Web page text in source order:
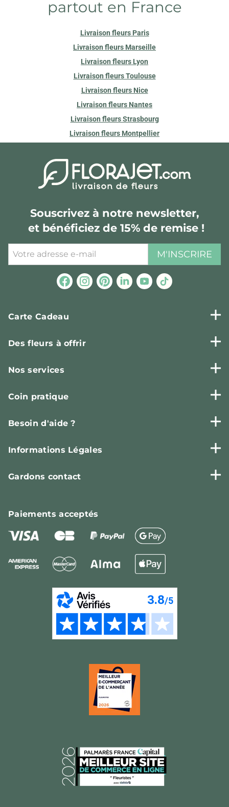
partout en France
Livraison fleurs Paris
Livraison fleurs Marseille
Livraison fleurs Lyon
Livraison fleurs Toulouse
Livraison fleurs Nice
Livraison fleurs Nantes
Livraison fleurs Strasbourg
Livraison fleurs Montpellier
Souscrivez à notre newsletter,
et bénéficiez de 15% de remise !
M'INSCRIRE
Carte Cadeau
Des fleurs à offrir
Nos services
Coin pratique
Besoin d'aide ?
Informations Légales
Gardons contact
Paiementsacceptés